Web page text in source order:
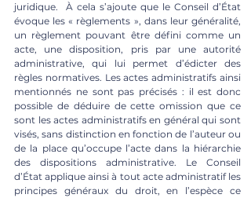
juridique.  À cela s’ajoute que le Conseil d’État
évoque les « règlements », dans leur généralité,
un règlement pouvant être défini comme un
acte, une disposition, pris par une autorité
administrative, qui lui permet d’édicter des
règles normatives. Les actes administratifs ainsi
mentionnés ne sont pas précisés : il est donc
possible de déduire de cette omission que ce
sont les actes administratifs en général qui sont
visés, sans distinction en fonction de l’auteur ou
de la place qu’occupe l’acte dans la hiérarchie
des dispositions administrative. Le Conseil
d’État applique ainsi à tout acte administratif les
principes généraux du droit, en l’espèce ce